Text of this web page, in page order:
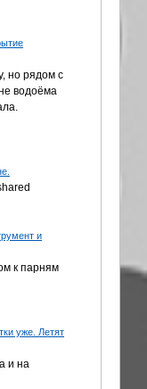
но рядом с
водоёма
и
к парням
уже. Летят
и на